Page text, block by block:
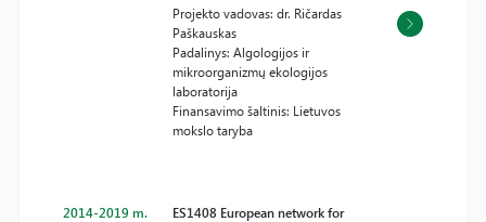
Projekto vadovas: dr. Ričardas
Paškauskas
Padalinys: Algologijos ir
mikroorganizmų ekologijos
laboratorija
Finansavimo šaltinis: Lietuvos
mokslo taryba
2014-2019 m.
ES1408 European network for